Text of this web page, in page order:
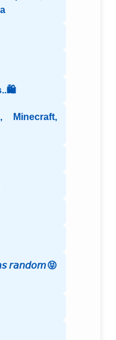
Minecraft,
𝘳𝘢𝘯𝘥𝘰𝘮😝